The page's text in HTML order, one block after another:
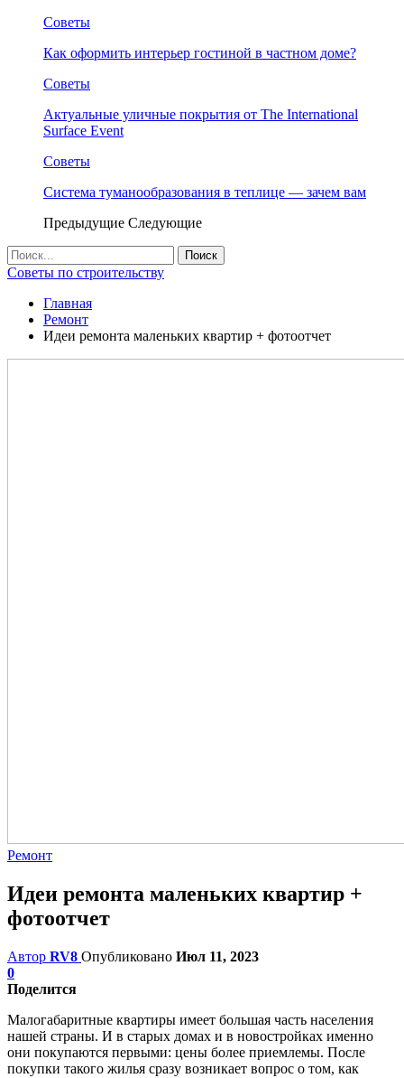
Советы
Как оформить интерьер гостиной в частном доме?
Советы
Актуальные уличные покрытия от The International
Surface Event
Советы
Система туманообразования в теплице — зачем вам
Предыдущие Следующие
Советы по строительству
Главная
Ремонт
Идеи ремонта маленьких квартир + фотоотчет
Ремонт
Идеи ремонта маленьких квартир +
фотоотчет
Автор RV8 Опубликовано Июл 11, 2023
0
Поделится
Малогабаритные квартиры имеет большая часть населения
нашей страны. И в старых домах и в новостройках именно
они покупаются первыми: цены более приемлемы. После
покупки такого жилья сразу возникает вопрос о том, как